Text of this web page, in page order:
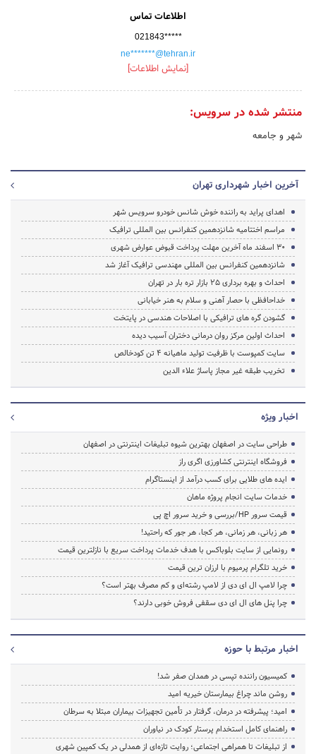
اطلاعات تماس
021843*****
ne*******@tehran.ir
[نمایش اطلاعات]
منتشر شده در سرویس:
شهر و جامعه
آخرین اخبار شهرداری تهران
اهدای پراید به راننده خوش شانس خودرو سرویس شهر
مراسم اختتامیه شانزدهمین کنفرانس بین المللی ترافیک
30 اسفند ماه آخرین مهلت پرداخت قبوض عوارض شهری
شانزدهمین کنفرانس بین المللی مهندسی ترافیک آغاز شد
احداث و بهره برداری 25 بازار تره بار در تهران
خداحافظی با حصار آهنی و سلام به هنر خیابانی
گشودن گره های ترافیکی با اصلاحات هندسی در پایتخت
احداث اولین مرکز روان درمانی دختران آسیب دیده
سایت کمپوست با ظرفیت تولید ماهیانه 4 تن کودخالص
تخریب طبقه غیر مجاز پاساژ علاء الدین
اخبار ویژه
طراحی سایت در اصفهان بهترین شیوه تبلیغات اینترنتی در اصفهان
فروشگاه اینترنتی کشاورزی اگری راز
ایده های طلایی برای کسب درآمد از اینستاگرام
خدمات سایت انجام پروژه ماهان
قیمت سرور HP/بررسی و خرید سرور اچ پی
هر زبانی، هر زمانی، هر کجا، هر جور که راحتید!
رونمایی از سایت بلوباکس با هدف خدمات پرداخت سریع با نازلترین قیمت
خرید تلگرام پرمیوم با ارزان ترین قیمت
چرا لامپ ال ای دی از لامپ رشته‌ای و کم مصرف بهتر است؟
چرا پنل های ال ای دی سقفی فروش خوبی دارند؟
اخبار مرتبط با حوزه
کمیسیون راننده تپسی در همدان صفر شد!
روشن ماند چراغ بیمارستان خیریه امید
امید؛ پیشرفته در درمان، گرفتار در تأمین تجهیزات بیماران مبتلا به سرطان
راهنمای کامل استخدام پرستار کودک در نیاوران
از تبلیغات تا همراهی اجتماعی؛ روایت تازه‌ای از همدلی در یک کمپین شهری